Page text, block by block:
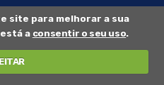
site para melhorar a sua
a consentir o seu uso.